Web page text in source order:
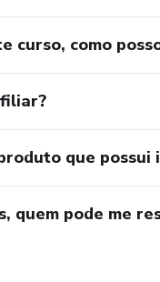
curso, como
que
quem pode me